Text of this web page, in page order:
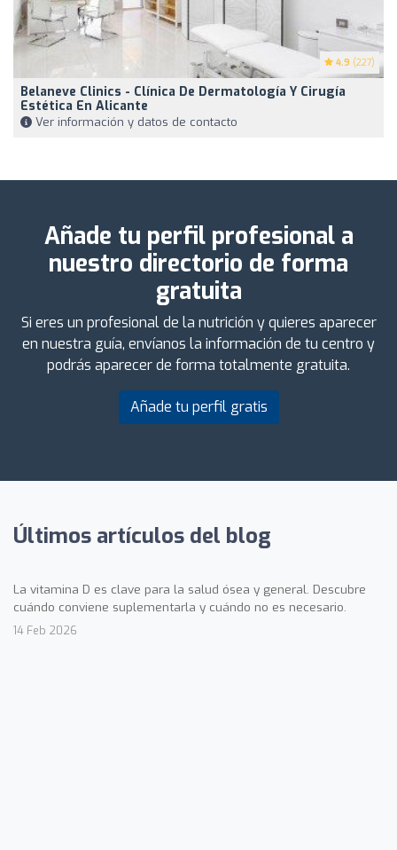
4.9 (227)
Belaneve Clinics - Clínica De Dermatología Y Cirugía
Estética En Alicante
Ver información y datos de contacto
Añade tu perfil profesional a
nuestro directorio de forma
gratuita
Si eres un profesional de la nutrición y quieres aparecer
en nuestra guía, envíanos la información de tu centro y
podrás aparecer de forma totalmente gratuita.
Añade tu perfil gratis
Últimos artículos del blog
La vitamina D es clave para la salud ósea y general. Descubre
cuándo conviene suplementarla y cuándo no es necesario.
14 Feb 2026